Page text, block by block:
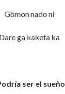
Gômon nado ni
Dare ga kaketa ka
ser el sueño